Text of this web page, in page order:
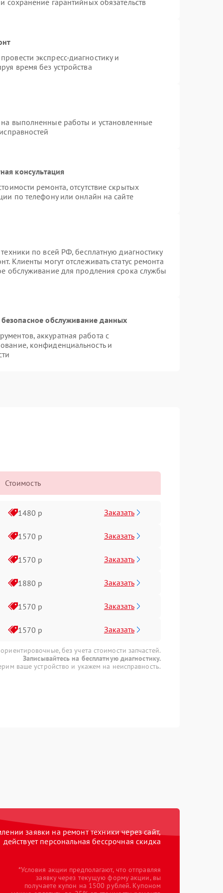
сохранение гарантийных обязательств
экспресс-диагностику и
время без устройства
на выполненные работы и установленные
консультация
ремонта, отсутствие скрытых
по телефону или онлайн на сайте
по всей РФ, бесплатную диагностику
Клиенты могут отслеживать статус ремонта
обслуживание для продления срока службы
обслуживание данных
аккуратная работа с
конфиденциальность и
Стоимость
1480 р Заказать
1570 р Заказать
1570 р Заказать
1880 р Заказать
1570 р Заказать
1570 р Заказать
без учета стоимости запчастей.
Записывайтесь на бесплатную диагностику.
ваше устройство и укажем на неисправность.
заявки на ремонт техники через сайт,
действует персональная бессрочная скидка
*Условия акции предполагают, что отправляя
заявку через текущую форму акции, вы
получаете купон на 1500 рублей. Купоном